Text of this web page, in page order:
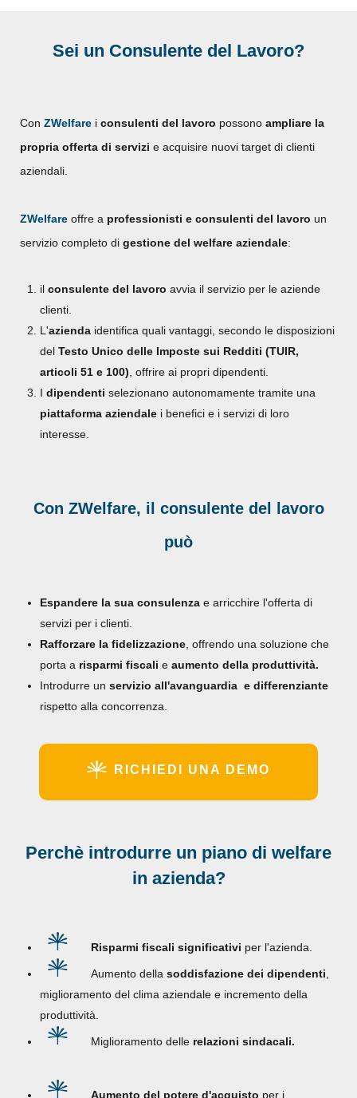
Sei un Consulente del Lavoro?
Con ZWelfare i consulenti del lavoro possono ampliare la
propria offerta di servizi e acquisire nuovi target di clienti
aziendali.
ZWelfare offre a professionisti e consulenti del lavoro un
servizio completo di gestione del welfare aziendale:
il consulente del lavoro avvia il servizio per le aziende
clienti.
L'azienda identifica quali vantaggi, secondo le disposizioni
del Testo Unico delle Imposte sui Redditi (TUIR,
articoli 51 e 100) , offrire ai propri dipendenti.
I dipendenti selezionano autonomamente tramite una
piattaforma aziendale i benefici e i servizi di loro
interesse.
Con ZWelfare, il consulente del lavoro
può
Espandere la sua consulenza e arricchire l'offerta di
servizi per i clienti.
Rafforzare la fidelizzazione , offrendo una soluzione che
porta a risparmi fiscali e aumento della produttività.
Introdurre un servizio all'avanguardia e differenziante
rispetto alla concorrenza.
RICHIEDI UNA DEMO
Perchè introdurre un piano di welfare
in azienda?
Risparmi fiscali significativi per l'azienda.
Aumento della soddisfazione dei dipendenti
miglioramento del clima aziendale e incremento della
produttività.
Miglioramento delle relazioni sindacali.
Aumento del potere d'acquisto per i